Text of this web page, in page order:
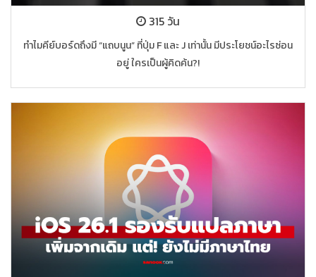
315 วัน
ทำไมคีย์บอร์ดถึงมี “แถบนูน” ที่ปุ่ม F และ J เท่านั้น มีประโยชน์อะไรซ่อน
อยู่ ใครเป็นผู้คิดค้น?!